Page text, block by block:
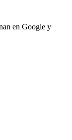
en Google y